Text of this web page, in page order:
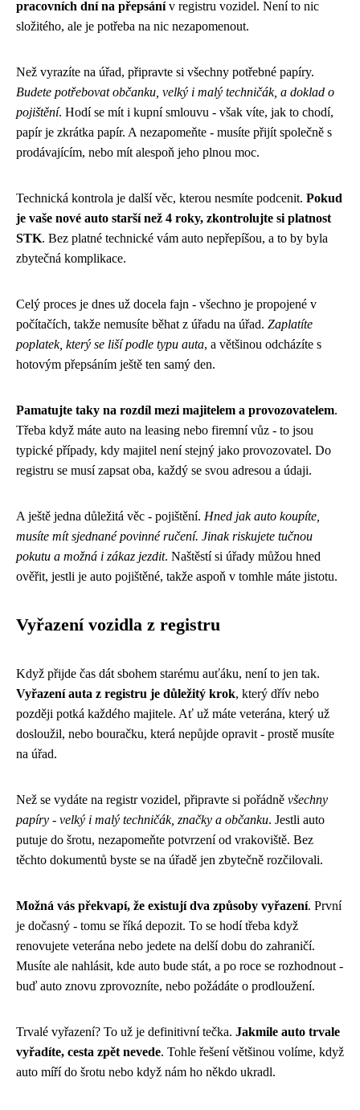
pracovních dní na přepsánív registru vozidel. Není to nic
složitého, ale je potřeba na nic nezapomenout.
Než vyrazíte na úřad, připravte si všechny potřebné papíry.
Budete potřebovat občanku, velký i malý techničák, a doklad o
pojištění. Hodí se mít i kupní smlouvu - však víte, jak to chodí,
papír je zkrátka papír. A nezapomeňte - musíte přijít společně s
prodávajícím, nebo mít alespoň jeho plnou moc.
Technická kontrola je další věc, kterou nesmíte podcenit. Pokud
je vaše nové auto starší než 4 roky, zkontrolujte si platnost
STK. Bez platné technické vám auto nepřepíšou, a to by byla
zbytečná komplikace.
Celý proces je dnes už docela fajn - všechno je propojené v
počítačích, takže nemusíte běhat z úřadu na úřad. Zaplatíte
poplatek, který se liší podle typu auta, a většinou odcházíte s
hotovým přepsáním ještě ten samý den.
Pamatujte taky na rozdíl mezi majitelem a provozovatelem.
Třeba když máte auto na leasing nebo firemní vůz - to jsou
typické případy, kdy majitel není stejný jako provozovatel. Do
registru se musí zapsat oba, každý se svou adresou a údaji.
A ještě jedna důležitá věc - pojištění. Hned jak auto koupíte,
musíte mít sjednané povinné ručení. Jinak riskujete tučnou
pokutu a možná i zákaz jezdit. Naštěstí si úřady můžou hned
ověřit, jestli je auto pojištěné, takže aspoň v tomhle máte jistotu.
Vyřazení vozidla z registru
Když přijde čas dát sbohem starému auťáku, není to jen tak.
Vyřazení auta z registru je důležitý krok, který dřív nebo
později potká každého majitele. Ať už máte veterána, který už
dosloužil, nebo bouračku, která nepůjde opravit - prostě musíte
na úřad.
Než se vydáte na registr vozidel, připravte si pořádně všechny
papíry - velký i malý techničák, značky a občanku. Jestli auto
putuje do šrotu, nezapomeňte potvrzení od vrakoviště. Bez
těchto dokumentů byste se na úřadě jen zbytečně rozčilovali.
Možná vás překvapí, že existují dva způsoby vyřazení. První
je dočasný - tomu se říká depozit. To se hodí třeba když
renovujete veterána nebo jedete na delší dobu do zahraničí.
Musíte ale nahlásit, kde auto bude stát, a po roce se rozhodnout -
buď auto znovu zprovozníte, nebo požádáte o prodloužení.
Trvalé vyřazení? To už je definitivní tečka. Jakmile auto trvale
vyřadíte, cesta zpět nevede. Tohle řešení většinou volíme, když
auto míří do šrotu nebo když nám ho někdo ukradl.